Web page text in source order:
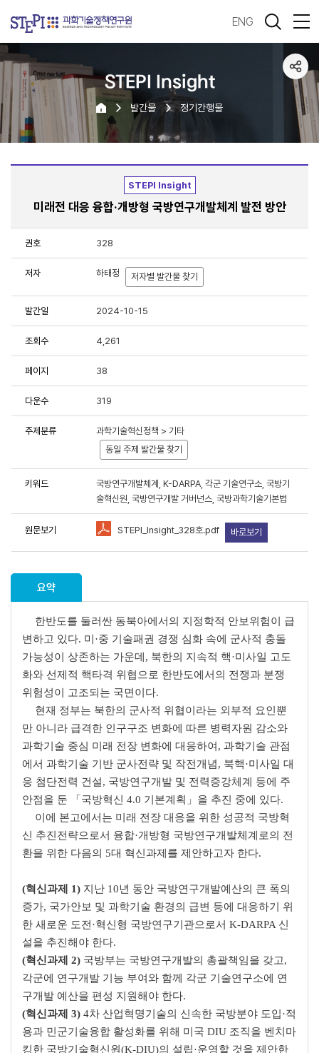
ENG
STEPI Insight
발간물 정기간행물
에 항상 감사드립니다.
한 연구성과물로 저작권 및 이용조건 등을 준수하여 활용해 주시
용 동의서 및 사용목적 등에 응답 부탁드립니다.
원 연구성과물 활용 현황 및 서비스 분석을 위한 기초자료로 활용
구원에서 제공하는 저작물을 이용하였음을 명시할 것을동의합니
거나 과학기술정책연구원에서 제시한 이용조건을 이행하지
관련기관에 처벌을 받을 수 있으며, 즉시 저작물의 이용허락을
동의합니다.
과제준비 출판활용
STEPI Insight
미래전 대응 융합·개방형 국방연구개발체계 발전 방안
권호 328
저자 하태정 저자별 발간물 찾기
발간일 2024-10-15
조회수 4,261
페이지 38
다운수 319
주제분류
과학기술혁신정책 > 기타
동일 주제 발간물 찾기
키워드
국방연구개발체계, K-DARPA, 각군 기술연구소, 국방기
술혁신원, 국방연구개발 거버넌스, 국방과학기술기본법
원문보기 STEPI_Insight_328호.pdf 바로보기
요약
한반도를 둘러싼 동북아에서의 지정학적 안보위험이 급
변하고 있다. 미 ·중 기술패권 경쟁 심화 속에 군사적 충돌
가능성이 상존하는 가운데 , 북한의 지속적 핵·미사일 고도
화와 선제적 핵타격 위협으로 한반도에서의 전쟁과 분쟁
위험성이 고조되는 국면이다.
현재 정부는 북한의 군사적 위협이라는 외부적 요인뿐
만 아니라 급격한 인구구조 변화에 따른 병력자원 감소와
과학기술 중심 미래 전장 변화에 대응하여 , 과학기술 관점
에서 과학기술 기반 군사전략 및 작전개념, 북핵·미사일 대
응 첨단전력 건설, 국방연구개발 및 전력증강체계 등에 주
안점을 둔
「 국방혁신 4.0 기본계획 」 을 추진 중에 있다.
이에 본고에서는 미래 전장 대응을 위한 성공적 국방혁
신 추진전략으로서 융합·개방형 국방연구개발체계로의 전
환을 위한 다음의 5대 혁신과제를 제안하고자 한다.
(혁신과제 1) 지난 10년 동안 국방연구개발예산의 큰 폭의
증가, 국가안보 및 과학기술 환경의 급변 등에 대응하기 위
한 새로운 도전 ·혁신형 국방연구기관으로서 K-DARPA 신
설을 추진해야 한다.
(혁신과제 2) 국방부는 국방연구개발의 총괄책임을 갖고,
각군에 연구개발 기능 부여와 함께 각군 기술연구소에 연
구개발 예산을 편성 지원해야 한다.
(혁신과제 3) 4차 산업혁명기술의 신속한 국방분야 도입·적
용과 민군기술융합 활성화를 위해 미국 DIU 조직을 벤치마
킹한 국방기술혁신원(K-DIU)의 설립·운영할 것을 제안한